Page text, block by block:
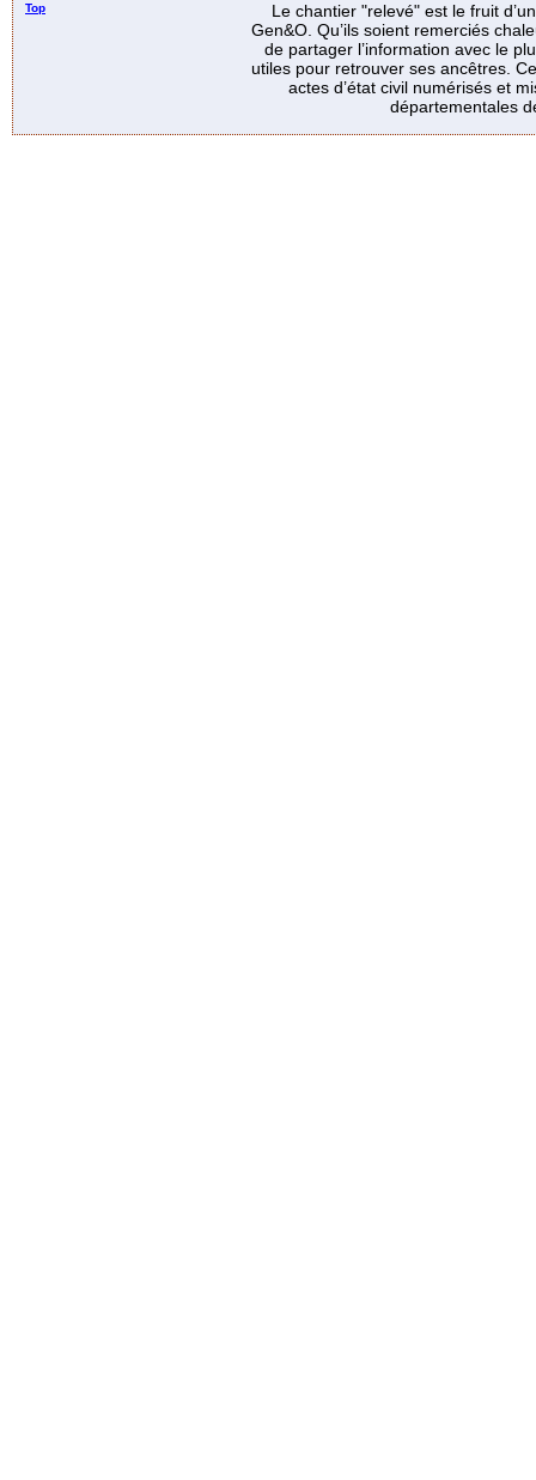
Top
Le chantier "relevé" est le fruit
Gen&O. Qu’ils soient remerciés
de partager l’information avec le
utiles pour retrouver ses ancêtres.
actes d’état civil numérisés et
départementales